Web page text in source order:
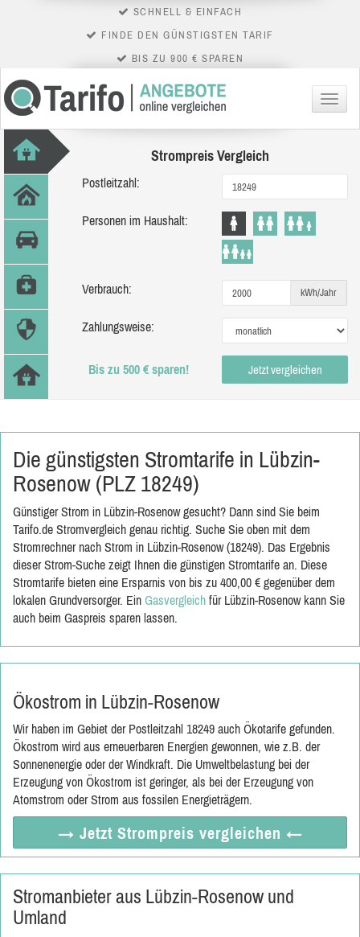
SCHNELL & EINFACH
FINDE DEN GÜNSTIGSTEN TARIF
BIS ZU 900 € SPAREN
Menü
Strompreis Vergleich
Postleitzahl:
Personen im Haushalt:
Verbrauch: kWh/Jahr
Zahlungsweise:
Bis zu 500 € sparen! Jetzt vergleichen
Die günstigsten Stromtarife in Lübzin-
Rosenow (PLZ 18249)
Günstiger Strom in Lübzin-Rosenow gesucht? Dann sind Sie beim
Tarifo.de Stromvergleich genau richtig. Suche Sie oben mit dem
Stromrechner nach Strom in Lübzin-Rosenow (18249). Das Ergebnis
dieser Strom-Suche zeigt Ihnen die günstigen Stromtarife an. Diese
Stromtarife bieten eine Ersparnis von bis zu 400,00 € gegenüber dem
lokalen Grundversorger. Ein Gasvergleich für Lübzin-Rosenow kann Sie
auch beim Gaspreis sparen lassen.
Ökostrom in Lübzin-Rosenow
Wir haben im Gebiet der Postleitzahl 18249 auch Ökotarife gefunden.
Ökostrom wird aus erneuerbaren Energien gewonnen, wie z.B. der
Sonnenenergie oder der Windkraft. Die Umweltbelastung bei der
Erzeugung von Ökostrom ist geringer, als bei der Erzeugung von
Atomstrom oder Strom aus fossilen Energieträgern.
→ Jetzt Strompreis vergleichen ←
Stromanbieter aus Lübzin-Rosenow und
Umland